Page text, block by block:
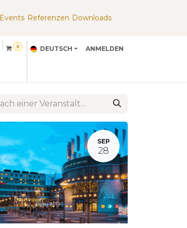
Events Referenzen Downloads
0 DEUTSCH ANMELDEN
SEP
28